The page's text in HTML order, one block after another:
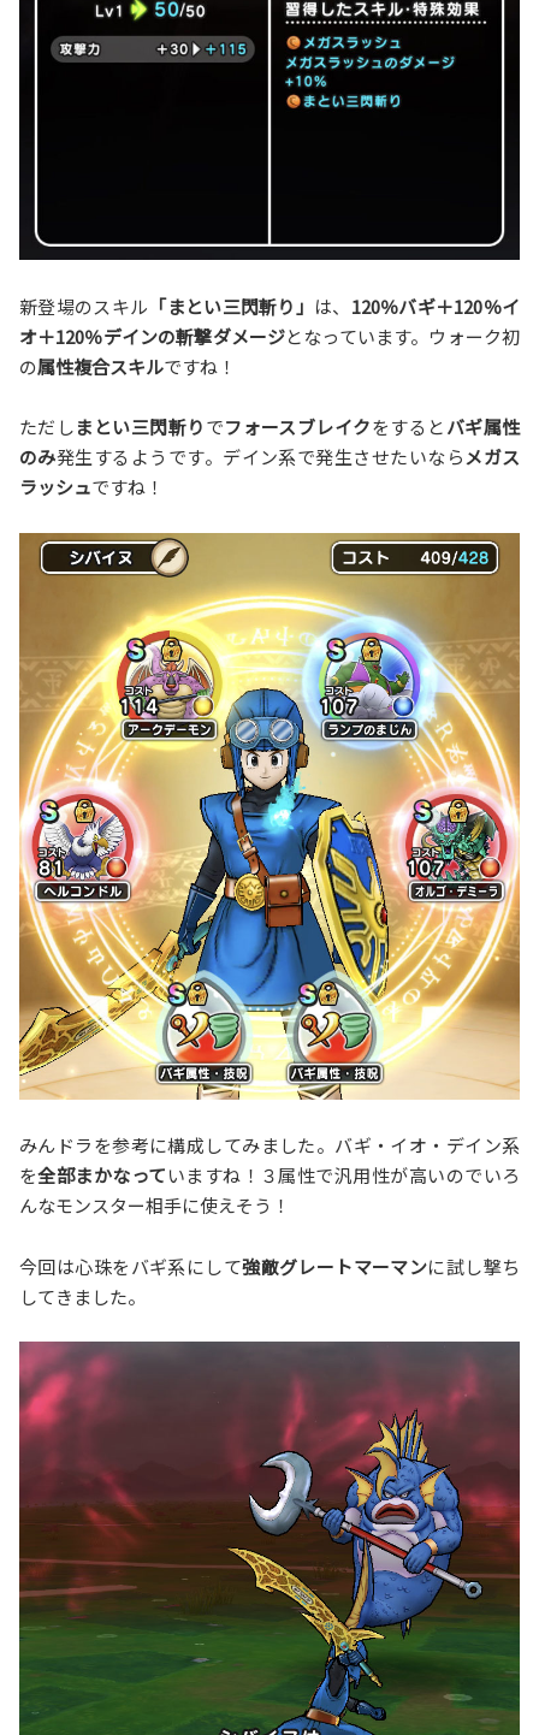
新登場のスキル 「まとい三閃斬り」 は、 120％バギ＋120％イ
オ＋120％デインの斬撃ダメージとなっています。ウォーク初
の属性複合スキルですね！
ただしまとい三閃斬りでフォースブレイクをするとバギ属性
のみ発生するようです。デイン系で発生させたいならメガス
ラッシュですね！
みんドラを参考に構成してみました。バギ・イオ・デイン系
を全部まかなっていますね！３属性で汎用性が高いのでいろ
んなモンスター相手に使えそう！
今回は心珠をバギ系にして強敵グレートマーマンに試し撃ち
してきました。